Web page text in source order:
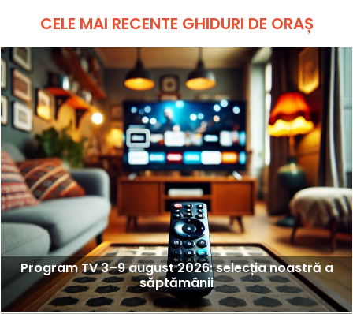
CELE MAI RECENTE GHIDURI DE ORAȘ
Program TV 3–9 august 2026: selecția noastră a
săptămânii